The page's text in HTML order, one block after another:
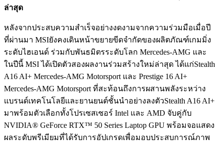
ล่าสุด
หลังจากประสบความสำเร็จอย่างงดงามจากความร่วมมือเมื่อปี
ที่ผ่านมา MSIยังคงเดินหน้าขยายขีดจำกัดของผลิตภัณฑ์เกมมิ่ง
ระดับไฮเอนด์ ร่วมกับพันธมิตรระดับโลก Mercedes-AMG และ
ในปีนี้ MSI ได้เปิดตัวสองผลงานร่วมสร้างใหม่ล่าสุด ได้แก่Stealth
A16 AI+ Mercedes-AMG Motorsport และ Prestige 16 AI+
Mercedes-AMG Motorsport ที่สะท้อนถึงการผสานพลังระหว่าง
แบรนด์เทคโนโลยีและยานยนต์ชั้นนำอย่างลงตัวStealth A16 AI+
มาพร้อมตัวเลือกทั้งโปรเซสเซอร์ Intel และ AMD จับคู่กับ
NVIDIA® GeForce RTX™ 50 Series Laptop GPU พร้อมจอแสดง
ผลระดับพรีเมียมที่ได้รับการอัปเกรดเพื่อมอบประสบการณ์ภาพ